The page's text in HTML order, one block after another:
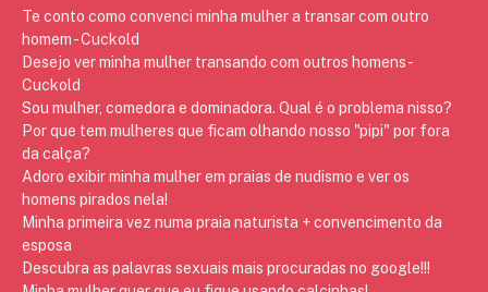
Te conto como convenci minha mulher a transar com outro
homem - Cuckold
Desejo ver minha mulher transando com outros homens -
Cuckold
Sou mulher, comedora e dominadora. Qual é o problema nisso?
Por que tem mulheres que ficam olhando nosso "pipi" por fora
da calça?
Adoro exibir minha mulher em praias de nudismo e ver os
homens pirados nela!
Minha primeira vez numa praia naturista + convencimento da
esposa
Descubra as palavras sexuais mais procuradas no google!!!